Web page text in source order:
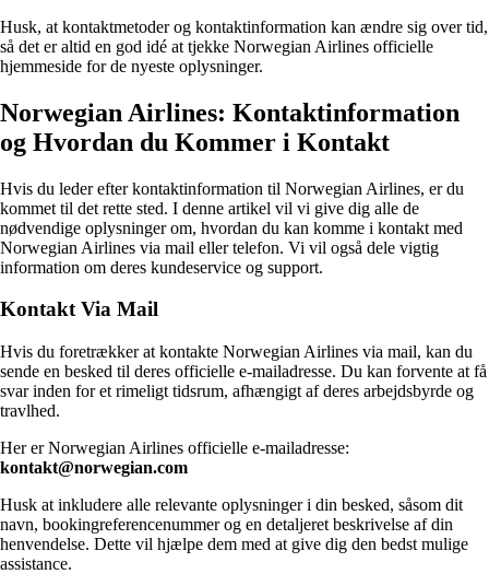
Husk, at kontaktmetoder og kontaktinformation kan ændre sig over tid,
så det er altid en god idé at tjekke Norwegian Airlines officielle
hjemmeside for de nyeste oplysninger.
Norwegian Airlines: Kontaktinformation
og Hvordan du Kommer i Kontakt
Hvis du leder efter kontaktinformation til Norwegian Airlines, er du
kommet til det rette sted. I denne artikel vil vi give dig alle de
nødvendige oplysninger om, hvordan du kan komme i kontakt med
Norwegian Airlines via mail eller telefon. Vi vil også dele vigtig
information om deres kundeservice og support.
Kontakt Via Mail
Hvis du foretrækker at kontakte Norwegian Airlines via mail, kan du
sende en besked til deres officielle e-mailadresse. Du kan forvente at få
svar inden for et rimeligt tidsrum, afhængigt af deres arbejdsbyrde og
travlhed.
Her er Norwegian Airlines officielle e-mailadresse:
kontakt@norwegian.com
Husk at inkludere alle relevante oplysninger i din besked, såsom dit
navn, bookingreferencenummer og en detaljeret beskrivelse af din
henvendelse. Dette vil hjælpe dem med at give dig den bedst mulige
assistance.